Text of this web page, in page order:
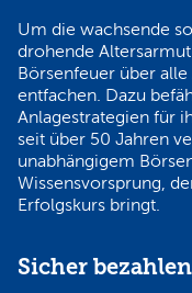
Um die wachsende
drohende
Börsenfeuer über
entfachen. Dazu
Anlagestrategien für
seit über 50 Jahren
unabhängigem
Wissensvorsprung,
Erfolgskurs bringt.
Sicher bezahlen